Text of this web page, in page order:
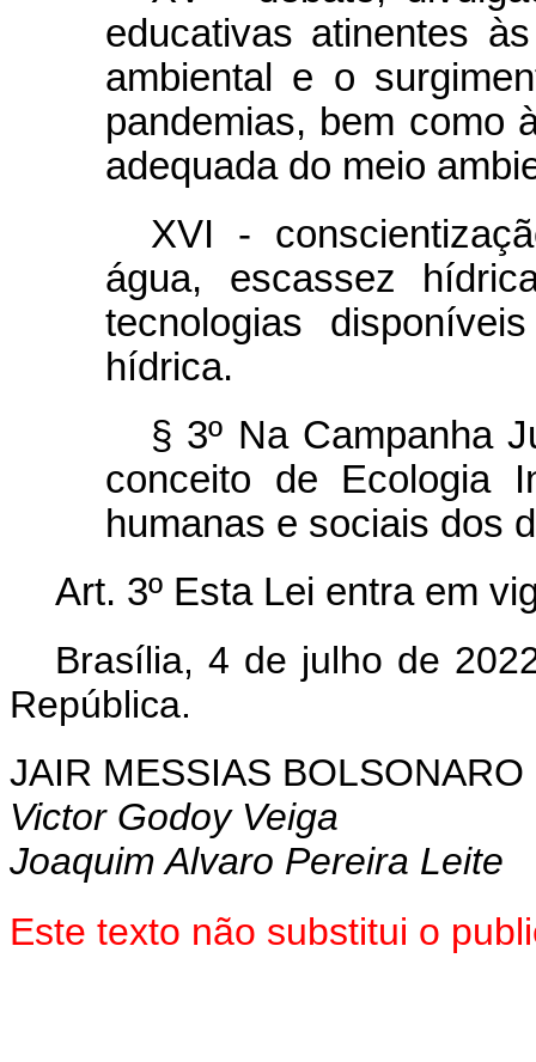
educativas atinentes
ambiental e o
pandemias, bem como
adequada do meio
XVI -
água, escassez
tecnologias
hídrica.
§ 3º Na Campanha
conceito de Ecologia
humanas e sociais dos
Art. 3º Esta Lei entra em
Brasília, 4 de julho de
República.
JAIR MESSIAS BOLSONARO
Victor Godoy Veiga
Joaquim Alvaro Pereira Leite
Este texto não substitui o